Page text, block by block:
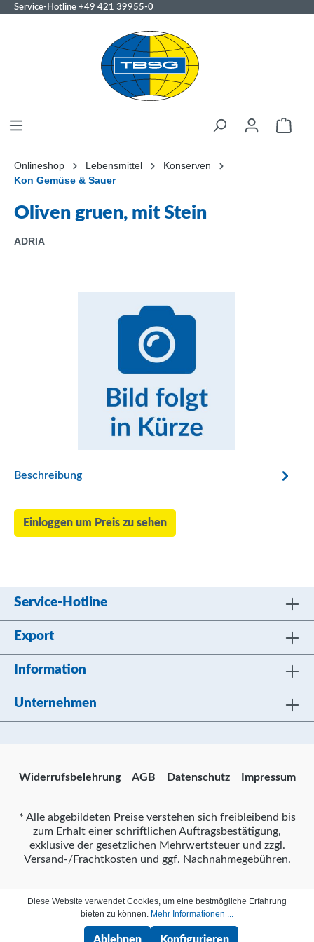
Service-Hotline +49 421 39955-0
Onlineshop Lebensmittel
Konserven
Kon Gemüse & Sauer
Oliven gruen, mit Stein
ADRIA
Beschreibung
Einloggen um Preis zu sehen
Service-Hotline
Export
Information
Unternehmen
Widerrufsbelehrung AGB Datenschutz Impressum
* Alle abgebildeten Preise verstehen sich freibleibend bis
zum Erhalt einer schriftlichen Auftragsbestätigung,
exklusive der gesetzlichen Mehrwertsteuer und zzgl.
Versand-/Frachtkosten und ggf. Nachnahmegebühren.
Diese Website verwendet Cookies, um eine bestmögliche Erfahrung
bieten zu können. Mehr Informationen ...